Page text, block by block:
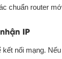
chuẩn router
IP
nối mạng.